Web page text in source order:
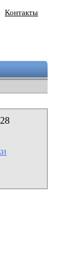
Контакты